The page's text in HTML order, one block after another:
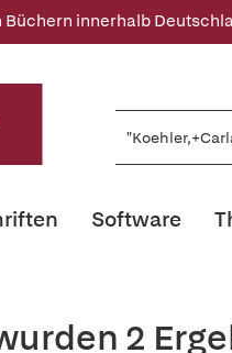
Büchern innerhalb
Software
2